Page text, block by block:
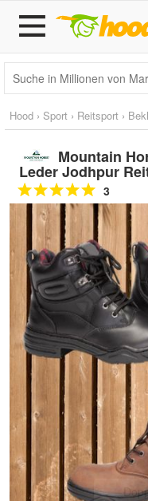
Hood › Sport › Reitsport ›
Mountain
Leder Jodhpur
3